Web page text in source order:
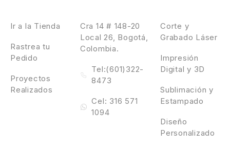
Cra 14 # 148-20
Local 26, Bogotá,
Colombia.
Tel:(601)322-
8473
Cel: 316 571
1094
Corte y
Grabado Láser
Impresión
Digital y 3D
Sublimación y
Estampado
Diseño
Personalizado
Ir a la Tienda
Rastrea tu
Pedido
Proyectos
Realizados